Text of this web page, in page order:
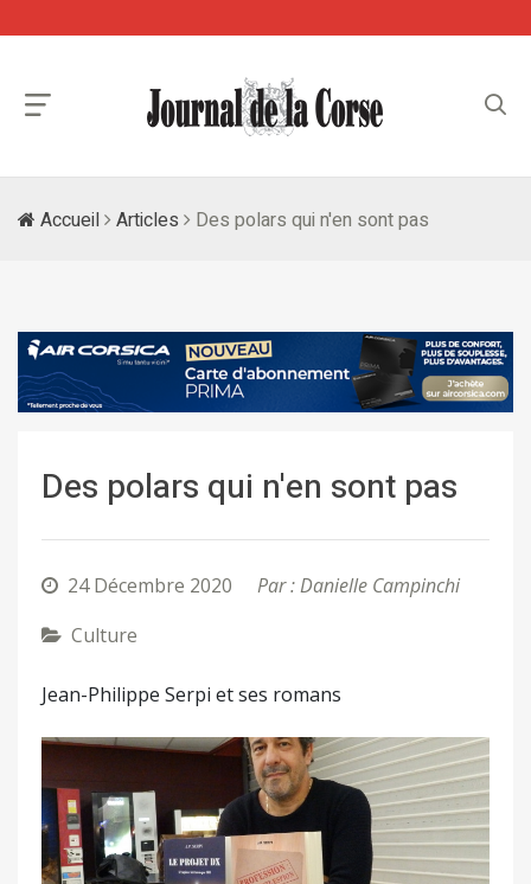
Accueil Articles Des polars qui n'en sont pas
Des polars qui n'en sont pas
24 Décembre 2020
Par : Danielle Campinchi
Culture
Jean-Philippe Serpi et ses romans